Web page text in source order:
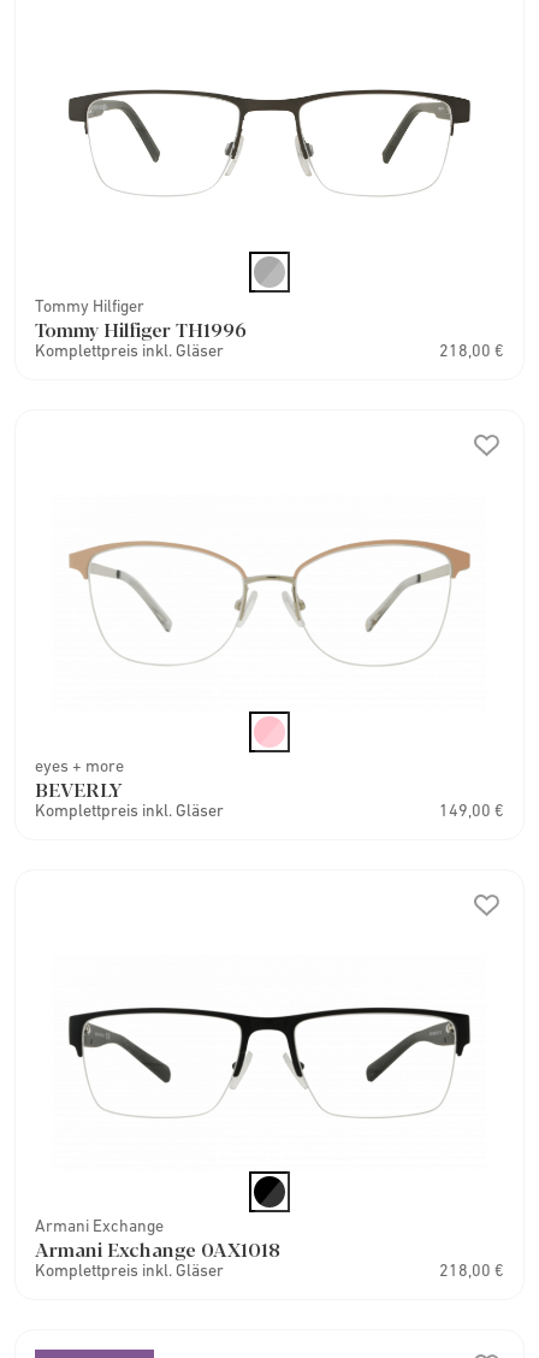
Tommy Hilfiger
Tommy Hilfiger TH1996
Komplettpreis inkl. Gläser 218,00 €
eyes + more
BEVERLY
Komplettpreis inkl. Gläser 149,00 €
Armani Exchange
Armani Exchange 0AX1018
Komplettpreis inkl. Gläser 218,00 €